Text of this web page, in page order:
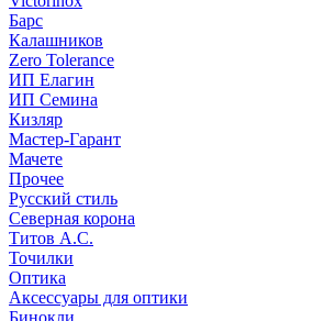
Барс
Калашников
Zero Tolerance
ИП Елагин
ИП Семина
Кизляр
Мастер-Гарант
Мачете
Прочее
Русский стиль
Северная корона
Титов А.С.
Точилки
Оптика
Аксессуары для оптики
Бинокли